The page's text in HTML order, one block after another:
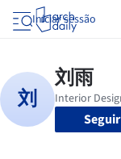
Iniciar sessão
Seguir